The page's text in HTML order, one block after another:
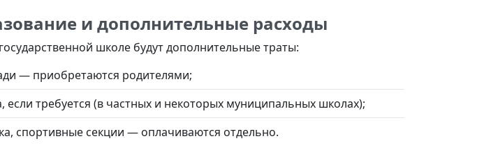
и дополнительные расходы
школе будут дополнительные траты:
— приобретаются родителями;
требуется (в частных и некоторых муниципальных школах);
спортивные секции — оплачиваются отдельно.